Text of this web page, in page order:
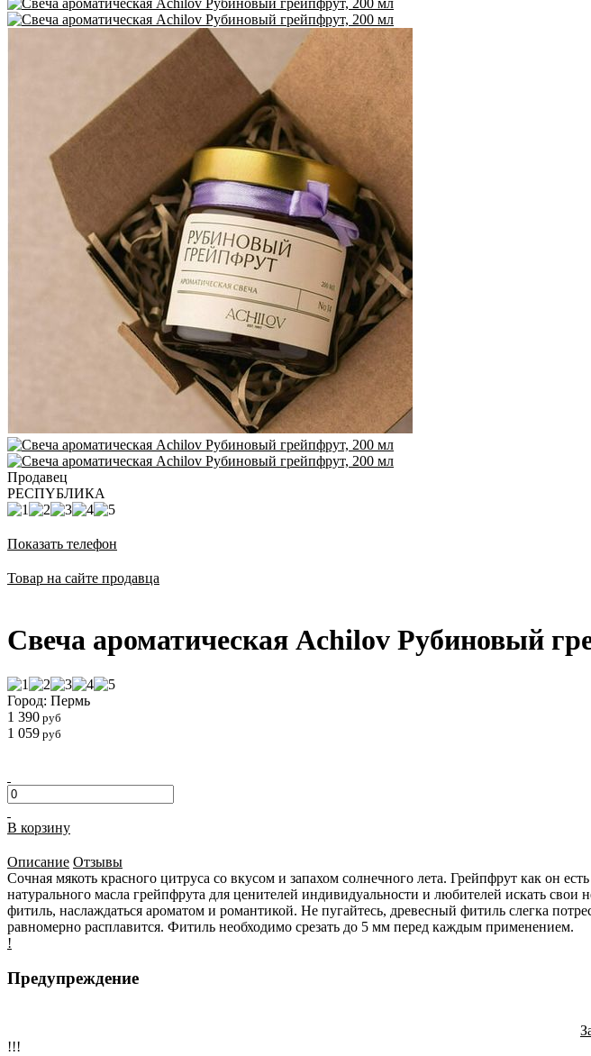
Продавец
РЕСПYБЛИКА
Показать телефон
Товар на сайте продавца
Свеча ароматическая Achilov Рубиновый
Город: Пермь
1 390 руб
1 059 руб
В корзину
Описание Отзывы
Сочная мякоть красного цитруса со вкусом и запахом солнечного лета. Грейпфрут как он
натурального масла грейпфрута для ценителей индивидуальности и любителей искать
фитиль, наслаждаться ароматом и романтикой. Не пугайтесь, древесный фитиль слегка
равномерно расплавится. Фитиль необходимо срезать до 5 мм перед каждым применением.
!
Предупреждение
!!!